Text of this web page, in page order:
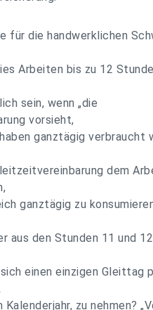
für die handwerklichen
Arbeiten bis zu 12
sein, wenn „die
vorsieht,
ganztägig verbraucht
dem
ganztägig zu
aus den Stunden 11 und
einen einzigen Gleittag
Kalenderjahr, zu nehmen?